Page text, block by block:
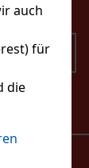
auch
für
die
SENDEN